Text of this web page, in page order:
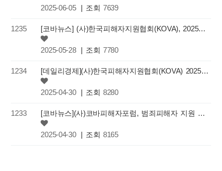
2025-06-05 | 조회 7639
1235 [코바뉴스] (사)한국피해자지원협회(KOVA), 2025 KOVA 봄 소풍 '동행'개최
2025-05-28 | 조회 7780
1234 [데일리경제](사)한국피해자지원협회(KOVA) 2025 피해상담 인권사례발표회 개최
2025-04-30 | 조회 8280
1233 [코바뉴스](사)코바피해자포럼, 범죄피해자 지원 보호 콜로키움 개최
2025-04-30 | 조회 8165